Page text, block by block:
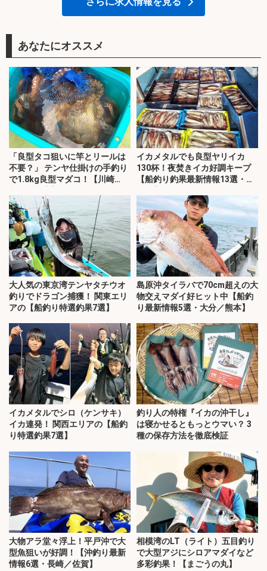
あなたにオススメ
「良型タコ狙いに竿とリールは
不要？」 テンヤ仕掛けの手釣り
で1.8kg良型マダコ！【川崎
イカメタルでも良型ヤリイカ
130杯！夜焚きイカ好調キープ
【船釣り釣果最新情報13選・玄
大人気の東京湾テンヤタチウオ
釣りでドラゴン捕獲！ 関東エリ
アの【船釣り特選釣果7選】
島原沖タイラバで70cm超えの大
物交えマダイ好ヒット中【船釣
り最新情報5選・大分／熊本】
イカメタルでシロ（ケンサキ）
イカ連発！ 関西エリアの【船釣
り特選釣果7選】
釣り人の特権『イカの沖干し』
は寝かせるともっとウマい？ 3
種の保存方法を徹底検証
大物アラ堂々浮上！平戸沖で大
型魚狙いが好調！【沖釣り最新
情報6選・長崎／佐賀】
相模湾のLT（ライト）五目釣り
で大型アジにシロアマダイなど
多彩釣果！【まごうの丸】